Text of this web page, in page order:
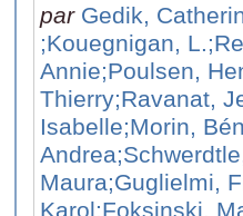
par Gedik,
;Kouegnigan, L.
Annie;Poulsen,
Thierry;Ravanat,
Isabelle;Morin,
Andrea
Maura;Guglielmi,
Karol;Foksinski,